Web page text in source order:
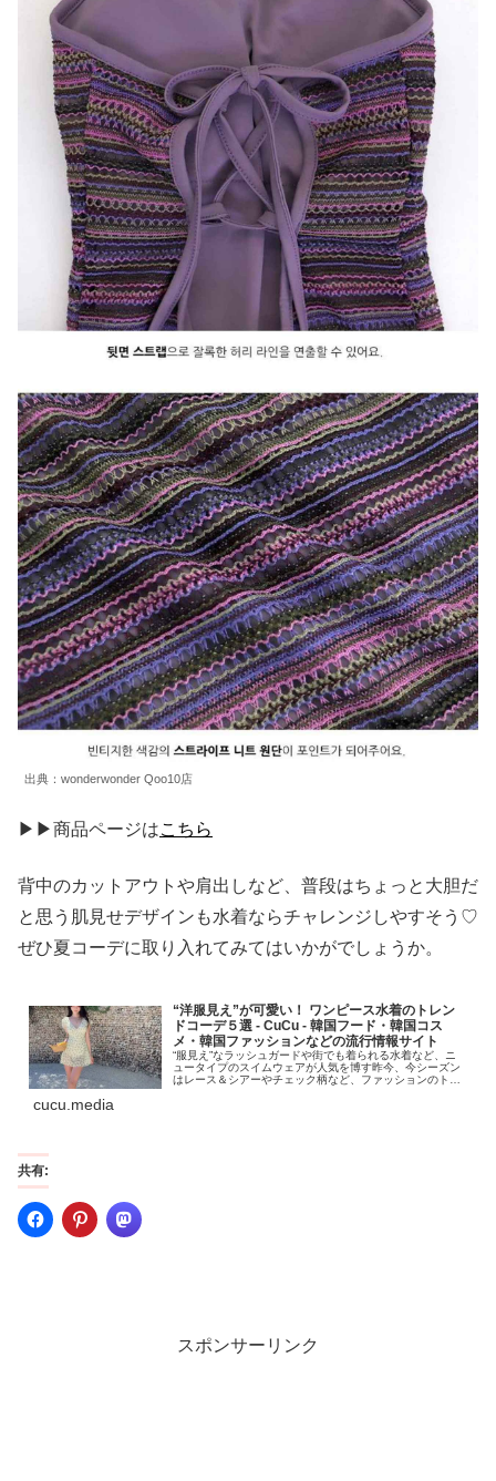
出典：wonderwonder Qoo10店
▶▶商品ページはこちら
背中のカットアウトや肩出しなど、普段はちょっと大胆だ
と思う肌見せデザインも水着ならチャレンジしやすそう♡
ぜひ夏コーデに取り入れてみてはいかがでしょうか。
“洋服見え”が可愛い！ ワンピース水着のトレン
ドコーデ５選 - CuCu ‐ 韓国フード・韓国コス
メ・韓国ファッションなどの流行情報サイト
“服見え”なラッシュガードや街でも着られる水着など、ニ
ュータイプのスイムウェアが人気を博す昨今、今シーズン
はレース＆シアーやチェック柄など、ファッションのトレ
cucu.media
共有:
スポンサーリンク